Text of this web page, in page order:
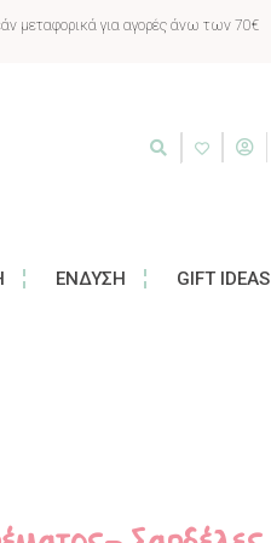
μεταφορικά για αγορές άνω των 70€
ΈΝΔΥΣΗ GIFT IDEAS